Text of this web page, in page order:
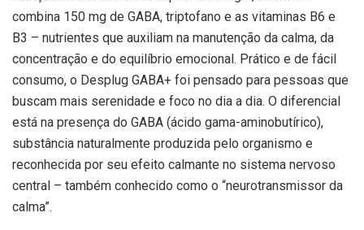
combina 150 mg de GABA, triptofano e as vitaminas B6 e
B3 – nutrientes que auxiliam na manutenção da calma, da
concentração e do equilíbrio emocional. Prático e de fácil
consumo, o Desplug GABA+ foi pensado para pessoas que
buscam mais serenidade e foco no dia a dia. O diferencial
está na presença do GABA (ácido gama-aminobutírico),
substância naturalmente produzida pelo organismo e
reconhecida por seu efeito calmante no sistema nervoso
central – também conhecido como o “neurotransmissor da
calma”.